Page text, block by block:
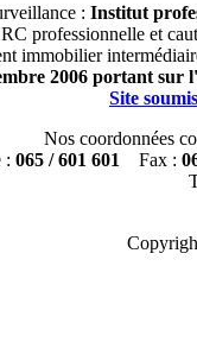
: Institut
RC professionnelle et
immobilier
2006 portant sur
Site
Nos coordonnées
: 065 / 601 601 Fax :